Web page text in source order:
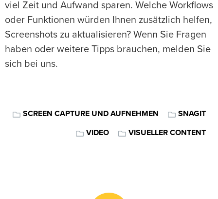
viel Zeit und Aufwand sparen. Welche Workflows
oder Funktionen würden Ihnen zusätzlich helfen,
Screenshots zu aktualisieren? Wenn Sie Fragen
haben oder weitere Tipps brauchen, melden Sie
sich bei uns.
SCREEN CAPTURE UND AUFNEHMEN SNAGIT
VIDEO VISUELLER CONTENT